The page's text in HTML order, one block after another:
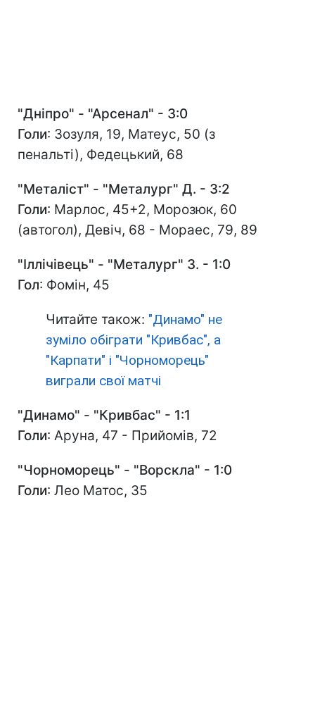
"Дніпро" - "Арсенал" - 3:0
Голи: Зозуля, 19, Матеус, 50 (з
пенальті), Федецький, 68
"Металіст" - "Металург" Д. - 3:2
Голи: Марлос, 45+2, Морозюк, 60
(автогол), Девіч, 68 - Мораес, 79, 89
"Іллічівець" - "Металург" З. - 1:0
Гол: Фомін, 45
Читайте також: "Динамо" не
зуміло обіграти "Кривбас", а
"Карпати" і "Чорноморець"
виграли свої матчі
"Динамо" - "Кривбас" - 1:1
Голи: Аруна, 47 - Прийомів, 72
"Чорноморець" - "Ворскла" - 1:0
Голи: Лео Матос, 35